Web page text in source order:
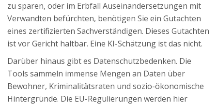
zu sparen, oder im Erbfall Auseinandersetzungen mit
Verwandten befürchten, benötigen Sie ein Gutachten
eines zertifizierten Sachverständigen. Dieses Gutachten
ist vor Gericht haltbar. Eine KI-Schätzung ist das nicht.
Darüber hinaus gibt es Datenschutzbedenken. Die
Tools sammeln immense Mengen an Daten über
Bewohner, Kriminalitätsraten und sozio-ökonomische
Hintergründe. Die EU-Regulierungen werden hier